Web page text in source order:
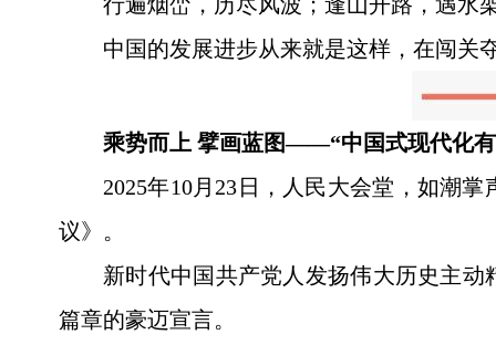
中国的发展进步从来就是这样，在闯关
乘势而上 擘画蓝图——“中国式现代化
2025年10月23日，人民大会堂，如潮
议》。
新时代中国共产党人发扬伟大历史主
篇章的豪迈宣言。